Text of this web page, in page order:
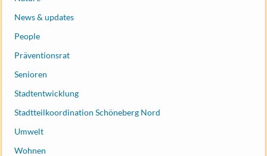
News & updates
People
Präventionsrat
Senioren
Stadtentwicklung
Stadtteilkoordination Schöneberg Nord
Umwelt
Wohnen